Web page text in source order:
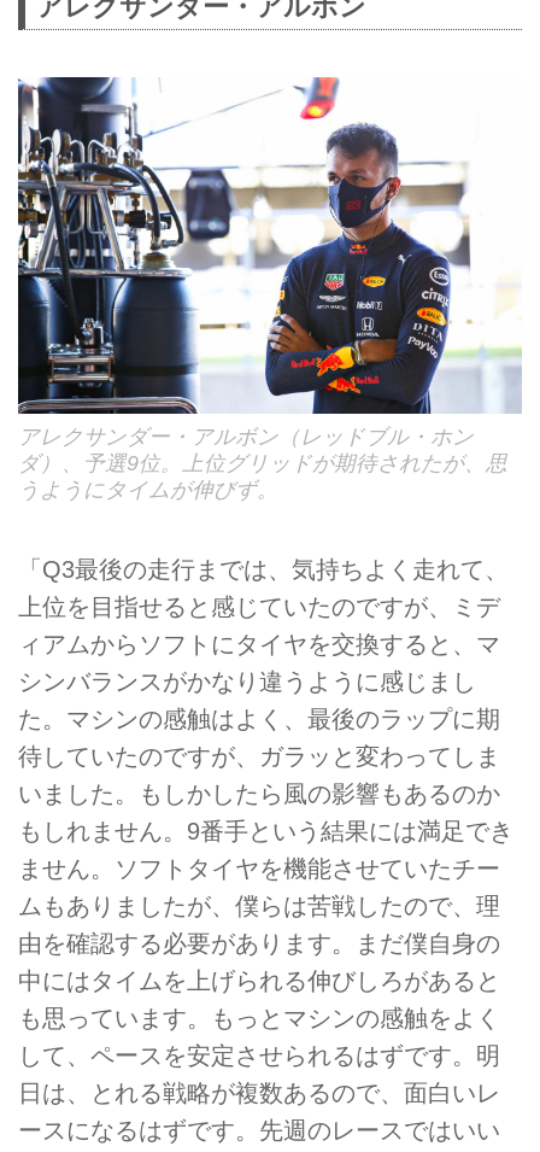
アレクサンダー・アルボン
アレクサンダー・アルボン（レッドブル・ホン
ダ）、予選9位。上位グリッドが期待されたが、思
うようにタイムが伸びず。
「Q3最後の走行までは、気持ちよく走れて、
上位を目指せると感じていたのですが、ミデ
ィアムからソフトにタイヤを交換すると、マ
シンバランスがかなり違うように感じまし
た。マシンの感触はよく、最後のラップに期
待していたのですが、ガラッと変わってしま
いました。もしかしたら風の影響もあるのか
もしれません。9番手という結果には満足でき
ません。ソフトタイヤを機能させていたチー
ムもありましたが、僕らは苦戦したので、理
由を確認する必要があります。まだ僕自身の
中にはタイムを上げられる伸びしろがあると
も思っています。もっとマシンの感触をよく
して、ペースを安定させられるはずです。明
日は、とれる戦略が複数あるので、面白いレ
ースになるはずです。先週のレースではいい